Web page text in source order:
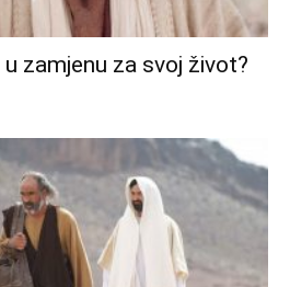
zamjenu za svoj život?